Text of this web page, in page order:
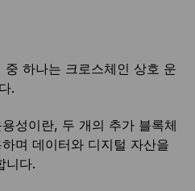
하나는 크로스체인 상호 운
.
성이란, 두 개의 추가 블록체
며 데이터와 디지털 자산을
니다.